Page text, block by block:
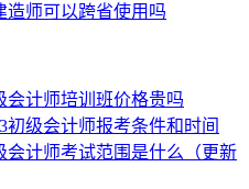
造师可以跨省使用吗
会计师培训班价格贵吗
初级会计师报考条件和时间
会计师考试范围是什么（更新